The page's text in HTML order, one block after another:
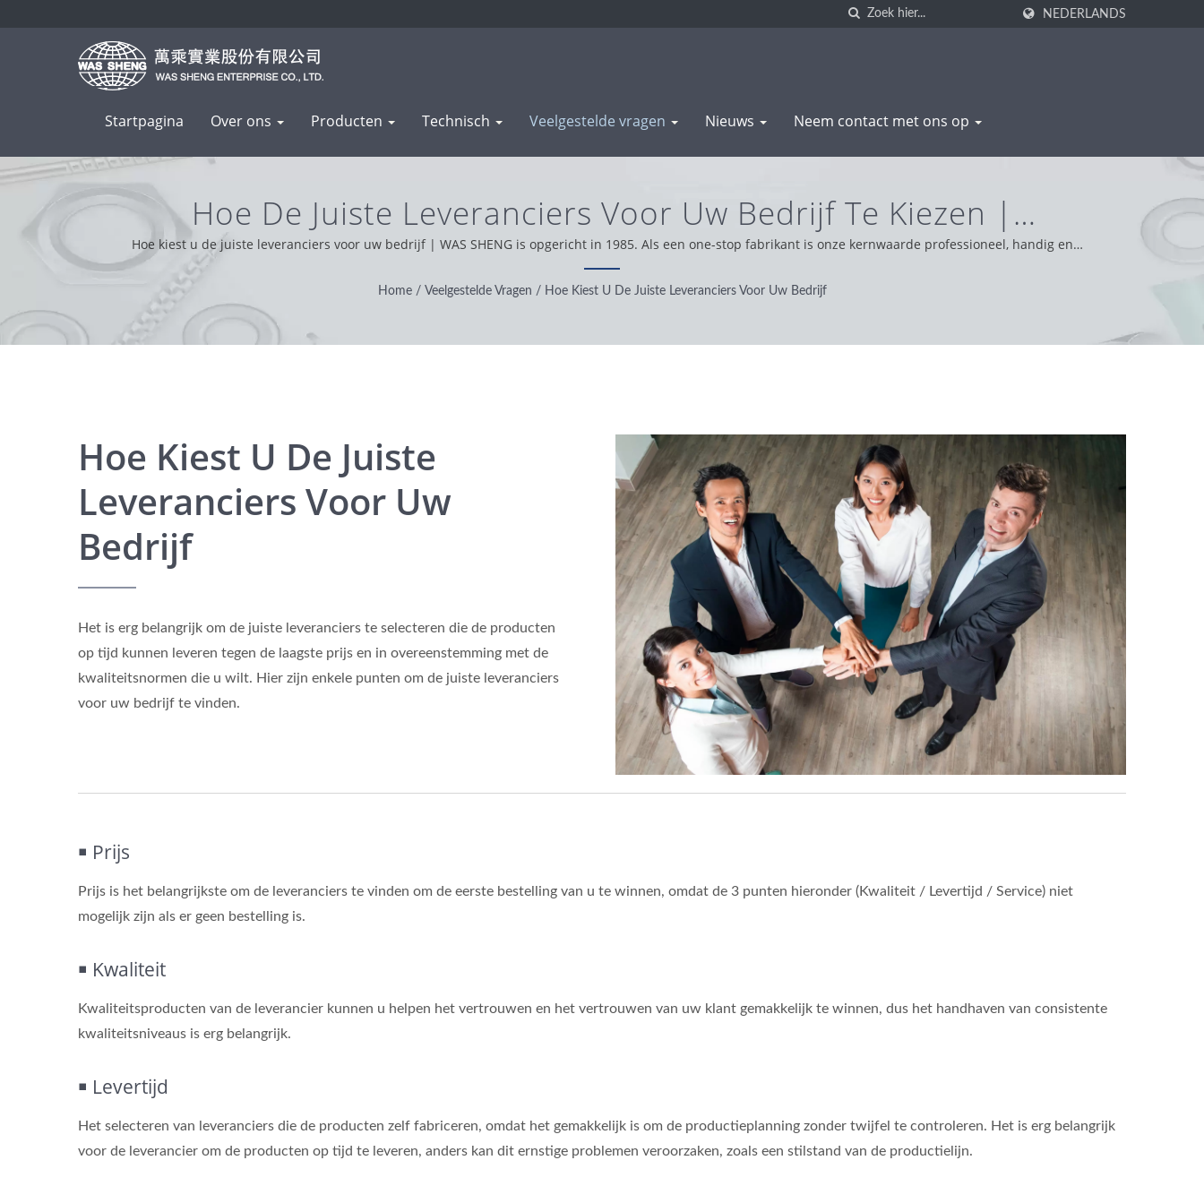
NEDERLANDS
Startpagina Over ons Producten Technisch Veelgestelde vragen Nieuws Neem contact met ons op
Hoe De Juiste Leveranciers Voor Uw Bedrijf Te Kiezen |
Metaalcomponenten & Aluminium Extrusieproductie | WAS SHENG
Hoe kiest u de juiste leveranciers voor uw bedrijf | WAS SHENG is opgericht in 1985. Als een one-stop fabrikant is onze kernwaarde professioneel, handig en
probleemoplossend. Op basis van onze klantenondersteuning wereldwijd, werken we met integriteit, pragmatische en betrouwbare houding en bieden we de beste service
en producten.
Home / Veelgestelde Vragen / Hoe Kiest U De Juiste Leveranciers Voor Uw Bedrijf
Hoe Kiest U De Juiste
Leveranciers Voor Uw
Bedrijf
Het is erg belangrijk om de juiste leveranciers te selecteren die de producten
op tijd kunnen leveren tegen de laagste prijs en in overeenstemming met de
kwaliteitsnormen die u wilt. Hier zijn enkele punten om de juiste leveranciers
voor uw bedrijf te vinden.
￭ Prijs
Prijs is het belangrijkste om de leveranciers te vinden om de eerste bestelling van u te winnen, omdat de 3 punten hieronder (Kwaliteit / Levertijd / Service) niet
mogelijk zijn als er geen bestelling is.
￭ Kwaliteit
Kwaliteitsproducten van de leverancier kunnen u helpen het vertrouwen en het vertrouwen van uw klant gemakkelijk te winnen, dus het handhaven van consistente
kwaliteitsniveaus is erg belangrijk.
￭ Levertijd
Het selecteren van leveranciers die de producten zelf fabriceren, omdat het gemakkelijk is om de productieplanning zonder twijfel te controleren. Het is erg belangrijk
voor de leverancier om de producten op tijd te leveren, anders kan dit ernstige problemen veroorzaken, zoals een stilstand van de productielijn.